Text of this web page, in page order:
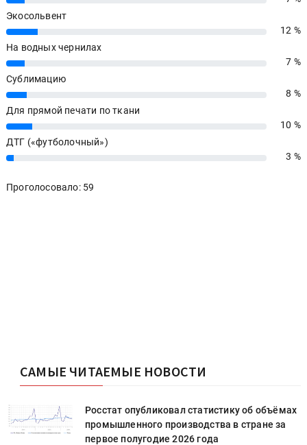
Экосольвент
12%
12 %
На водных чернилах
7%
7 %
Сублимацию
8%
8 %
Для прямой печати по ткани
10%
10 %
ДТГ («футболочный»)
3% 3 %
Проголосовало: 59
САМЫЕ ЧИТАЕМЫЕ НОВОСТИ
Росстат опубликовал статистику об объёмах
промышленного производства в стране за
первое полугодие 2026 года